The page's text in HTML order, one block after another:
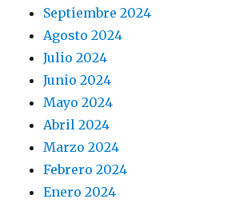
Septiembre 2024
Agosto 2024
Julio 2024
Junio 2024
Mayo 2024
Abril 2024
Marzo 2024
Febrero 2024
Enero 2024